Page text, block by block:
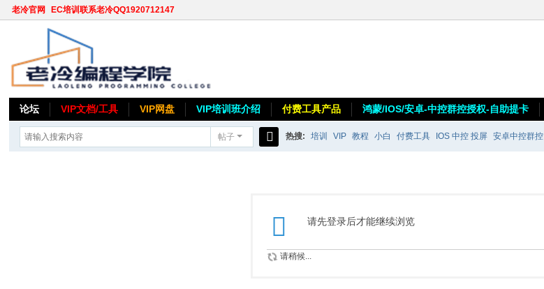
老冷官网 EC培训联系老冷QQ1920712147
论坛 VIP文档/工具 VIP网盘 VIP培训班介绍 付费工具产品 鸿蒙/IOS/安卓-中控群控授权-自助提卡
帖子 热搜: 培训 VIP 教程 小白 付费工具 IOS 中控 投屏 安卓中控群控
请先登录后才能继续浏览
请稍候...